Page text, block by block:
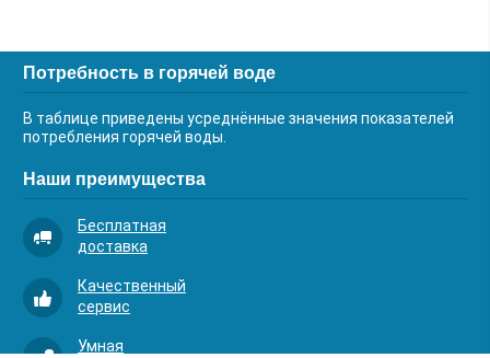
Потребность в горячей воде
В таблице приведены усреднённые значения показателей
потребления горячей воды.
Наши преимущества
Бесплатная
доставка
Качественный
сервис
Умная